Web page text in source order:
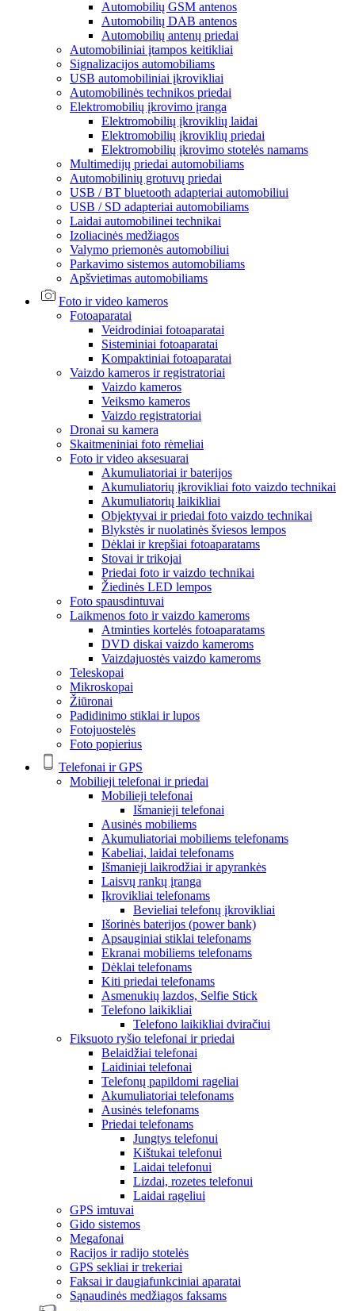
Automobilių GSM antenos
Automobilių DAB antenos
Automobilių antenų priedai
Automobiliniai įtampos keitikliai
Signalizacijos automobiliams
USB automobiliniai įkrovikliai
Automobilinės technikos priedai
Elektromobilių įkrovimo įranga
Elektromobilių įkroviklių laidai
Elektromobilių įkroviklių priedai
Elektromobilių įkrovimo stotelės namams
Multimedijų priedai automobiliams
Automobilinių grotuvų priedai
USB / BT bluetooth adapteriai automobiliui
USB / SD adapteriai automobiliams
Laidai automobilinei technikai
Izoliacinės medžiagos
Valymo priemonės automobiliui
Parkavimo sistemos automobiliams
Apšvietimas automobiliams
Foto ir video kameros
Fotoaparatai
Veidrodiniai fotoaparatai
Sisteminiai fotoaparatai
Kompaktiniai fotoaparatai
Vaizdo kameros ir registratoriai
Vaizdo kameros
Veiksmo kameros
Vaizdo registratoriai
Dronai su kamera
Skaitmeniniai foto rėmeliai
Foto ir video aksesuarai
Akumuliatoriai ir baterijos
Akumuliatorių įkrovikliai foto vaizdo technikai
Akumuliatorių laikikliai
Objektyvai ir priedai foto vaizdo technikai
Blykstės ir nuolatinės šviesos lempos
Dėklai ir krepšiai fotoaparatams
Stovai ir trikojai
Priedai foto ir vaizdo technikai
Žiedinės LED lempos
Foto spausdintuvai
Laikmenos foto ir vaizdo kameroms
Atminties kortelės fotoaparatams
DVD diskai vaizdo kameroms
Vaizdajuostės vaizdo kameroms
Teleskopai
Mikroskopai
Žiūronai
Padidinimo stiklai ir lupos
Fotojuostelės
Foto popierius
Telefonai ir GPS
Mobilieji telefonai ir priedai
Mobilieji telefonai
Išmanieji telefonai
Ausinės mobiliems
Akumuliatoriai mobiliems telefonams
Kabeliai, laidai telefonams
Išmanieji laikrodžiai ir apyrankės
Laisvų rankų įranga
Įkrovikliai telefonams
Bevieliai telefonų įkrovikliai
Išorinės baterijos (power bank)
Apsauginiai stiklai telefonams
Ekranai mobiliems telefonams
Dėklai telefonams
Kiti priedai telefonams
Asmenukių lazdos, Selfie Stick
Telefono laikikliai
Telefono laikikliai dviračiui
Fiksuoto ryšio telefonai ir priedai
Belaidžiai telefonai
Laidiniai telefonai
Telefonų papildomi rageliai
Akumuliatoriai telefonams
Ausinės telefonams
Priedai telefonams
Jungtys telefonui
Kištukai telefonui
Laidai telefonui
Lizdai, rozetes telefonui
Laidai rageliui
GPS imtuvai
Gido sistemos
Megafonai
Racijos ir radijo stotelės
GPS sekliai ir trekeriai
Faksai ir daugiafunkciniai aparatai
Sąnaudinės medžiagos faksams